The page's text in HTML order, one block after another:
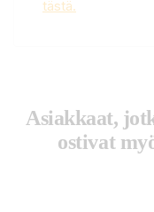
tästä.
Asiakkaat,
ostivat